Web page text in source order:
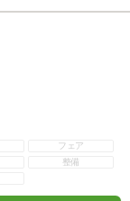
フェア
整備